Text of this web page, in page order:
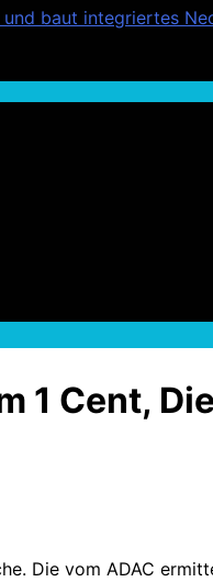
baut integriertes
1 Cent,
Die vom ADAC